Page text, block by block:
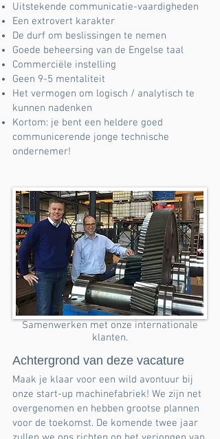
Uitstekende communicatie-vaardigheden
Een extrovert karakter
De durf om beslissingen te nemen
Goede beheersing van de Engelse taal
Commerciële instelling
Geen 9-5 mentaliteit
Het vermogen om logisch / analytisch te
kunnen nadenken
Kortom: je bent een heldere goed
communicerende jonge technische
ondernemer!
Samenwerken met onze internationale
klanten.
Achtergrond van deze vacature
Maak je klaar voor een wild avontuur bij
onze start-up machinefabriek! We zijn net
overgenomen en hebben grootse plannen
voor de toekomst. De komende twee jaar